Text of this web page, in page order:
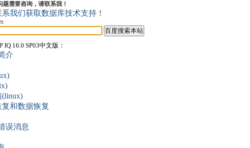
需要咨询，请联系我！
IQ 16.0 SP03中文版：
介
和数据恢复
误消息